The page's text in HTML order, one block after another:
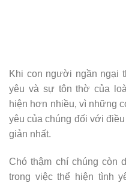
Khi con người ngần ngại
yêu và sự tôn thờ của
hiện hơn nhiều, vì những
yêu của chúng đối với
giản nhất.
Chó thậm chí chúng còn
trong việc thể hiện tình